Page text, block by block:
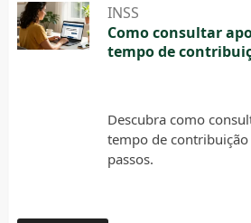
INSS
Como consultar
tempo de
Descubra como
tempo de
passos.